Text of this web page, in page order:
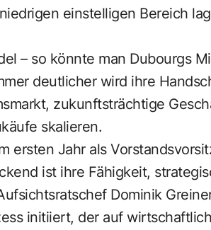
einstelligen Bereich
– so könnte man Dubourgs
deutlicher wird ihre
zukunftsträchtige
skalieren.
ersten Jahr als
ist ihre Fähigkeit,
Dominik
initiiert, der auf